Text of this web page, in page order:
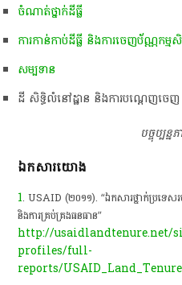
ចំណាត់ថ្នាក់ដីធ្លី
ការកាន់កាប់ដីធ្លី និងការចេញប័ណ្ណកម្មសិ
សម្បទាន
ដី សិទ្ធិលំនៅដ្ឋាន និងការបណ្តេញចេញ
បច្ចុប្បន្
ឯកសារយោង
1. USAID (២០១១). “ឯកសារថ្នាក់ប្រទ
និងការគ្រប់គ្រងធនធាន”
http://usaidlandtenure.net/
profiles/full-
reports/